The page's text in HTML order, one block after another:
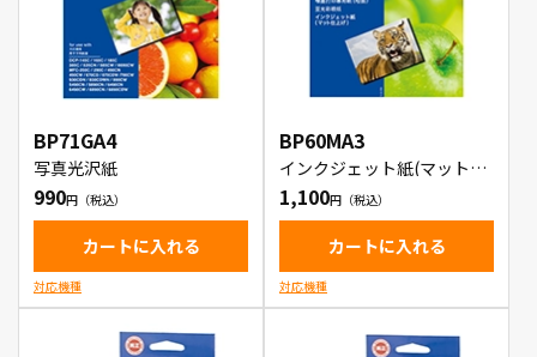
BP71GA4
写真光沢紙
990
カートに入れる
対応機種
BP60MA3
インクジェット紙(マット仕
上げ)
1,100
カートに入れる
対応機種